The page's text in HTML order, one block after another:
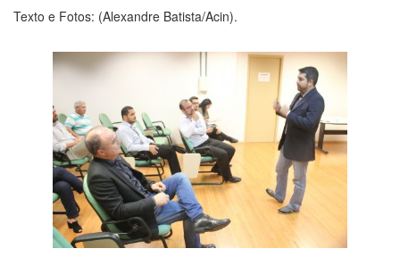
Texto e Fotos: (Alexandre Batista/Acin).